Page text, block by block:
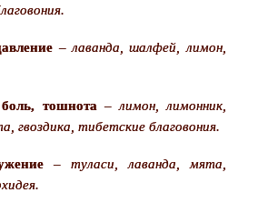
– лаванда, шалфей, лимон,
тошнота – лимон, лимонник,
гвоздика, тибетские благовония.
– туласи, лаванда, мята,